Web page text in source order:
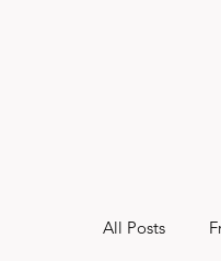
All Posts